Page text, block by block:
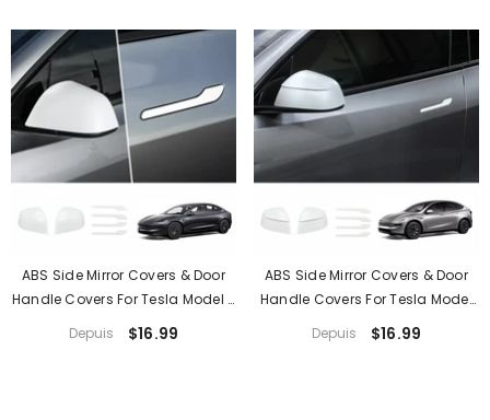
ABS Side Mirror Covers & Door
Handle Covers For Tesla Model 3
Highland Standard 2025+
Depuis $16.99
ABS Side Mirror Covers & Door
Handle Covers For Tesla Model
YL 2026+
Depuis $16.99